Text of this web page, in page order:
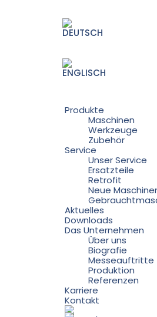
Produkte
Maschinen
Werkzeuge
Zubehör
Service
Unser Service
Ersatzteile
Retrofit
Neue
Aktuelles
Downloads
Das Unternehmen
Über uns
Biografie
Messeauftritte
Produktion
Referenzen
Karriere
Kontakt